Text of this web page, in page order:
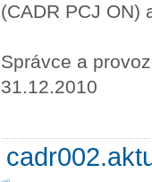
(CADR PCJ ON)
Správce a
31.12.2010